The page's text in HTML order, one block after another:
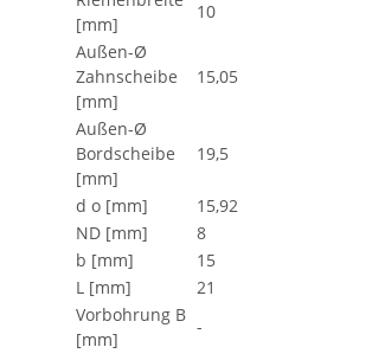
[mm]
10
Außen-Ø
Zahnscheibe
[mm]
15,05
Außen-Ø
Bordscheibe
[mm]
19,5
d o [mm]
15,92
ND [mm]
8
b [mm]
15
L [mm]
21
Vorbohrung B
[mm]
-